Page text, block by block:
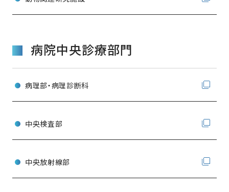
病院中央診療部門
病理部・病理診断科
中央検査部
中央放射線部